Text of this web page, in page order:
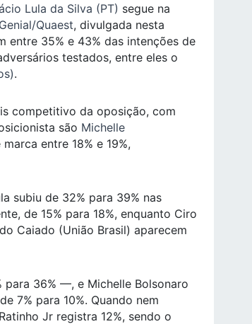
Lula da Silva (PT) segue na
Genial/Quaest, divulgada nesta
entre 35% e 43% das intenções de
testados, entre eles o
.
competitivo da oposição, com
são Michelle
entre 18% e 19%,
subiu de 32% para 39% nas
de 15% para 18%, enquanto Ciro
Caiado (União Brasil) aparecem
para 36% —, e Michelle Bolsonaro
7% para 10%. Quando nem
Jr registra 12%, sendo o